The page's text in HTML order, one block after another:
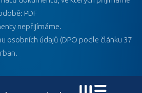
PDF
nepřijímáme.
osobních údajů (DPO podle článku 37